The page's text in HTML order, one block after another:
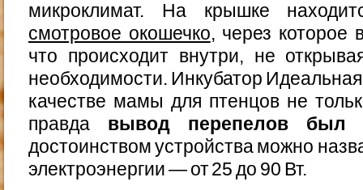
микроклимат. На крышке
смотровое окошечко, через которое
что происходит внутри, не
необходимости. Инкубатор
качестве мамы для птенцов не
правда вывод перепелов был
достоинством устройства можно
электроэнергии — от 25 до 90 Вт.